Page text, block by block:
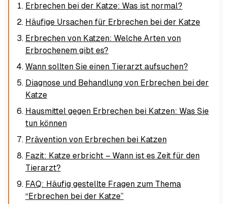
Erbrechen bei der Katze: Was ist normal?
Häufige Ursachen für Erbrechen bei der Katze
Erbrechen von Katzen: Welche Arten von
Erbrochenem gibt es?
Wann sollten Sie einen Tierarzt aufsuchen?
Diagnose und Behandlung von Erbrechen bei der
Katze
Hausmittel gegen Erbrechen bei Katzen: Was Sie
tun können
Prävention von Erbrechen bei Katzen
Fazit: Katze erbricht – Wann ist es Zeit für den
Tierarzt?
FAQ: Häufig gestellte Fragen zum Thema
“Erbrechen bei der Katze”